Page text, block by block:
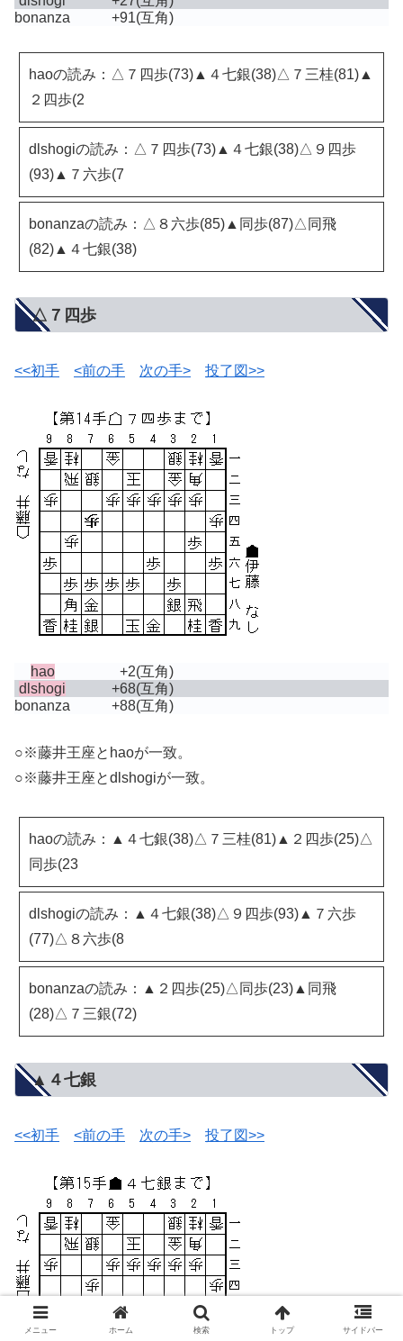
bonanza
+91(互角)
haoの読み：△７四歩(73)▲４七銀(38)△７三桂(81)▲
２四歩(2
dlshogiの読み：△７四歩(73)▲４七銀(38)△９四歩
(93)▲７六歩(7
bonanzaの読み：△８六歩(85)▲同歩(87)△同飛
(82)▲４七銀(38)
△７四歩
<<初手 <前の手 次の手> 投了図>>
hao +2(互角)
dlshogi
+68(互角)
bonanza
+88(互角)
○※藤井王座とhaoが一致。
○※藤井王座とdlshogiが一致。
haoの読み：▲４七銀(38)△７三桂(81)▲２四歩(25)△
同歩(23
dlshogiの読み：▲４七銀(38)△９四歩(93)▲７六歩
(77)△８六歩(8
bonanzaの読み：▲２四歩(25)△同歩(23)▲同飛
(28)△７三銀(72)
▲４七銀
<<初手 <前の手 次の手> 投了図>>
メニュー ホーム 検索 トップ サイドバー